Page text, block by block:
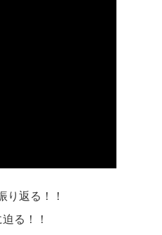
り返る！！
る！！